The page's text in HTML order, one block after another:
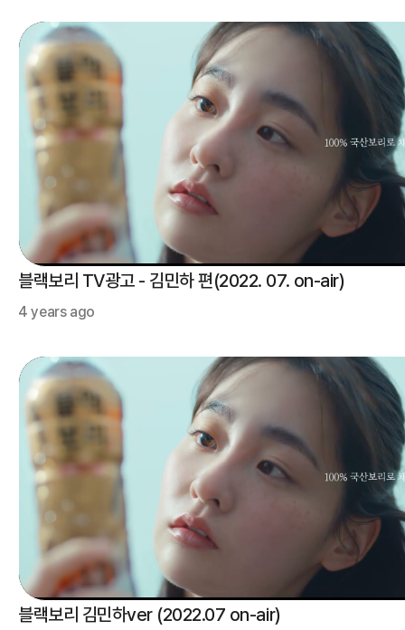
블랙보리 TV광고 - 김민하 편(2022. 07. on-air)
4 years ago
블랙보리 김민하ver (2022.07 on-air)